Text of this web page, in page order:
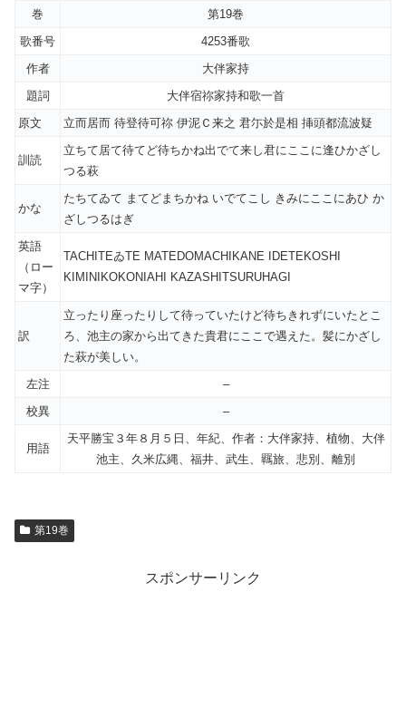
巻
第19巻
歌番号
4253番歌
作者
大伴家持
題詞
大伴宿祢家持和歌一首
原文
立而居而 待登待可祢 伊泥Ｃ来之 君尓於是相 挿頭都流波疑
訓読
立ちて居て待てど待ちかね出でて来し君にここに逢ひかざし
つる萩
かな
たちてゐて まてどまちかね いでてこし きみにここにあひ か
ざしつるはぎ
英語
（ロー
マ字）
TACHITEゐTE MATEDOMACHIKANE IDETEKOSHI
KIMINIKOKONIAHI KAZASHITSURUHAGI
訳
立ったり座ったりして待っていたけど待ちきれずにいたとこ
ろ、池主の家から出てきた貴君にここで遇えた。髪にかざし
た萩が美しい。
左注
–
校異
–
用語
天平勝宝３年８月５日、年紀、作者：大伴家持、植物、大伴
池主、久米広縄、福井、武生、羈旅、悲別、離別
第19巻
スポンサーリンク